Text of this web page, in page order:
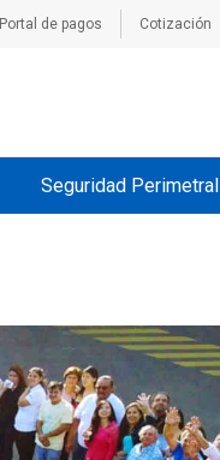
Portal de pagos Cotización
Seguridad Perimetral